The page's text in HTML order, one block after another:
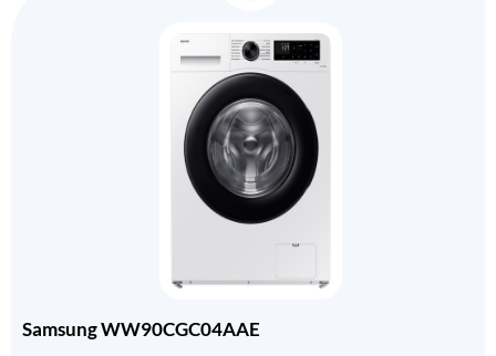
Samsung WW90CGC04AAE